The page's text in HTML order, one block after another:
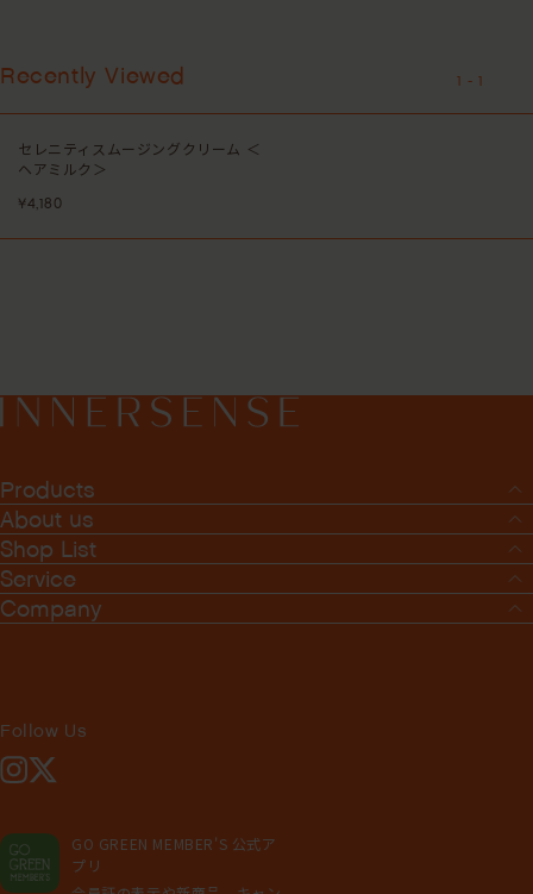
Recently Viewed
セレニティスムージングクリーム ＜
ヘアミルク＞
¥4,180
1 -1
Products
About us
Shop List
Service
Company
Follow Us
Instagram
X
GO GREEN MEMBER'S 公式ア
プリ